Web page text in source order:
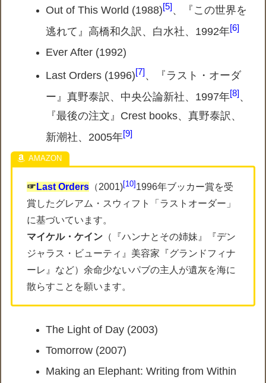
Out of This World (1988) 5 、『この世界を
逃れて』高橋和久訳、白水社、1992年 6
Ever After (1992)
Last Orders (1996) 7 、『ラスト・オーダ
ー』真野泰訳、中央公論新社、1997年 8 、
『最後の注文』Crest books、真野泰訳、
新潮社、2005年 9
☞ Last Orders （2001) 10 1996年ブッカー賞を受
賞したグレアム・スウィフト「ラストオーダー」
に基づいています。
マイケル・ケイン （
『ハンナとその姉妹』『デン
ジャラス・ビューティ』美容家『グランドフィナ
ーレ』など）余命少ないパブの主人が遺灰を海に
散らすことを願います。
The Light of Day (2003)
Tomorrow (2007)
Making an Elephant: Writing from Within